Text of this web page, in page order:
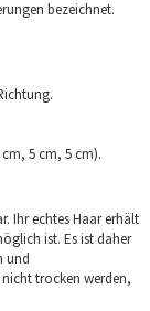
bezeichnet.
5 cm, 5 cm).
Ihr echtes Haar erhält
ist. Es ist daher
und
trocken werden,